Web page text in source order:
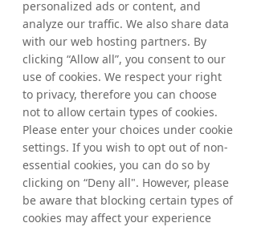
pubbliche ai sensi del Regolamento UE sugli
abusi di mercato e dello Swedish Securities
Markets Act. Le informazioni sono state
inviate per la pubblicazione, tramite l'agenzia
delle persone di contatto indicate sopra, alle
08.00 CET del 18 luglio 2019. I dati numerici
tra parentesi si riferiscono ai periodi
corrispondenti nel 2018, salvo diversa
indicazione. Potrebbero verificarsi
differenze di arrotondamento.
Download the English Report
personalized ads or content, and
analyze our traffic. We also share data
with our web hosting partners. By
clicking “Allow all”, you consent to our
use of cookies. We respect your right
to privacy, therefore you can choose
not to allow certain types of cookies.
Please enter your choices under cookie
settings. If you wish to opt out of non-
essential cookies, you can do so by
clicking on “Deny all". However, please
be aware that blocking certain types of
cookies may affect your experience